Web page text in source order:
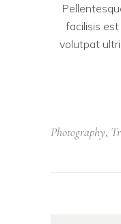
facilisis
volutpat
Photography,